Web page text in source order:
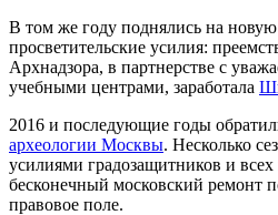
В том же году поднялись на
просветительские усилия:
Архнадзора, в партнерстве с
учебными центрами, заработала
2016 и последующие годы
археологии Москвы. Несколько
усилиями градозащитников и
бесконечный московский ремонт
правовое поле.